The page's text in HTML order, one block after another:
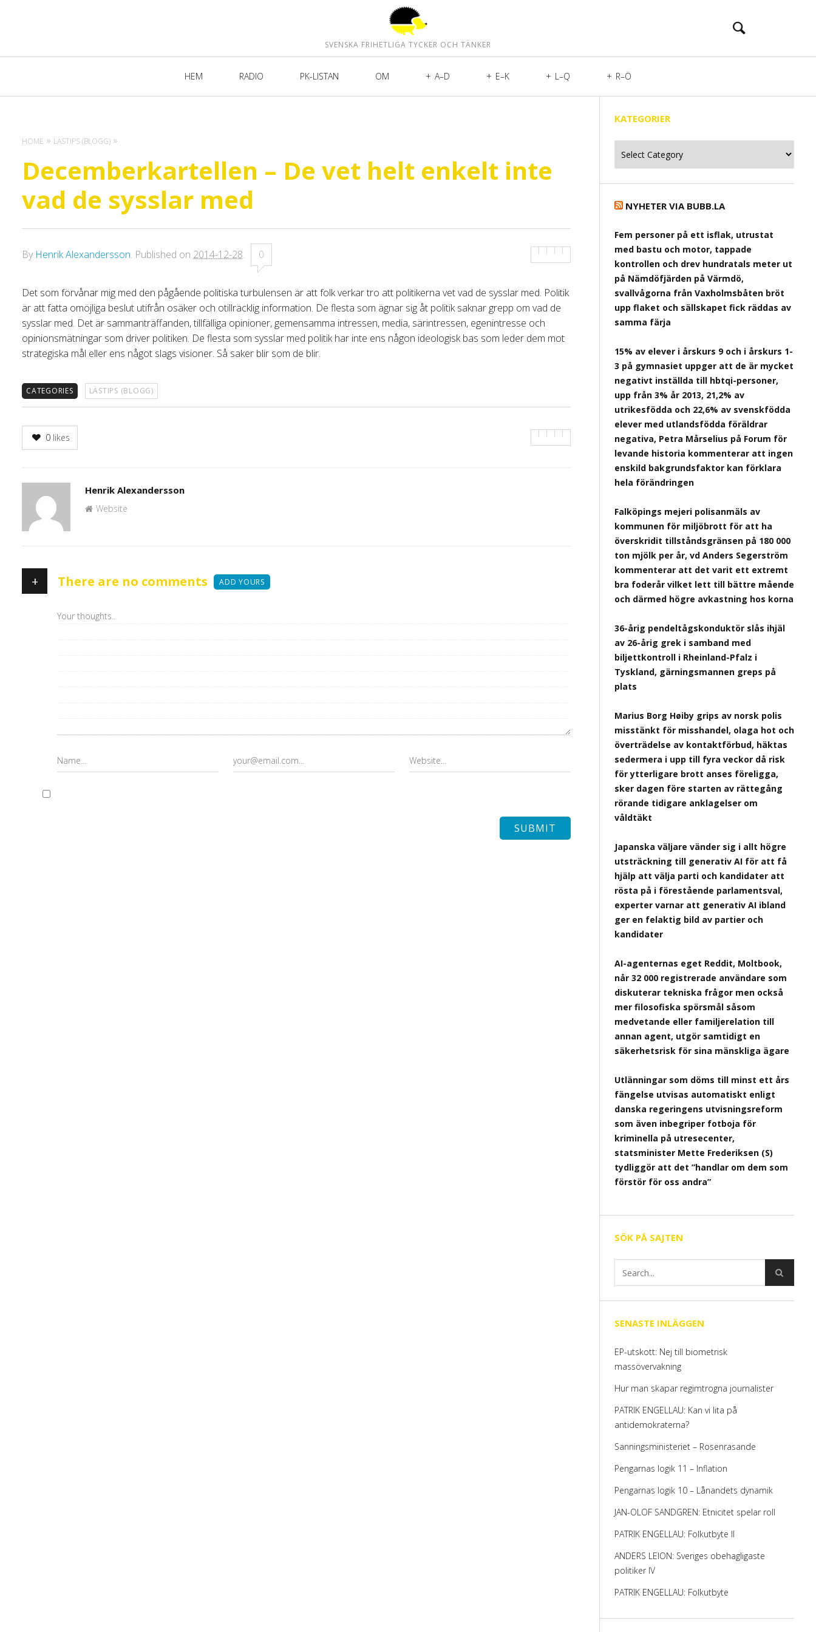
SVENSKA FRIHETLIGA TYCKER OCH TÄNKER
HEM RADIO PK-LISTAN OM A–D E–K L–Q R–Ö
HOME LÄSTIPS (BLOGG)
Decemberkartellen – De vet helt enkelt inte
vad de sysslar med
By Henrik Alexandersson. Published on 2014-12-28. 0
Det som förvånar mig med den pågående politiska turbulensen är att folk verkar tro att politikerna vet vad de sysslar med. Politik
är att fatta omöjliga beslut utifrån osäker och otillräcklig information. De flesta som ägnar sig åt politik saknar grepp om vad de
sysslar med. Det är sammanträffanden, tillfälliga opinioner, gemensamma intressen, media, särintressen, egenintresse och
opinionsmätningar som driver politiken. De flesta som sysslar med politik har inte ens någon ideologisk bas som leder dem mot
strategiska mål eller ens något slags visioner. Så saker blir som de blir.
CATEGORIES LÄSTIPS (BLOGG)
0 likes
Author
Henrik Alexandersson
Website
+ There are no comments ADD YOURS
KATEGORIER
NYHETER VIA BUBB.LA
Fem personer på ett isflak, utrustat
med bastu och motor, tappade
kontrollen och drev hundratals meter ut
på Nämdöfjärden på Värmdö,
svallvågorna från Vaxholmsbåten bröt
upp flaket och sällskapet fick räddas av
samma färja
15% av elever i årskurs 9 och i årskurs 1-
3 på gymnasiet uppger att de är mycket
negativt inställda till hbtqi-personer,
upp från 3% år 2013, 21,2% av
utrikesfödda och 22,6% av svenskfödda
elever med utlandsfödda föräldrar
negativa, Petra Mårselius på Forum för
levande historia kommenterar att ingen
enskild bakgrundsfaktor kan förklara
hela förändringen
Falköpings mejeri polisanmäls av
kommunen för miljöbrott för att ha
överskridit tillståndsgränsen på 180 000
ton mjölk per år, vd Anders Segerström
kommenterar att det varit ett extremt
bra foderår vilket lett till bättre mående
och därmed högre avkastning hos korna
36-årig pendeltågskonduktör slås ihjäl
av 26-årig grek i samband med
biljettkontroll i Rheinland-Pfalz i
Tyskland, gärningsmannen greps på
plats
Marius Borg Høiby grips av norsk polis
misstänkt för misshandel, olaga hot och
överträdelse av kontaktförbud, häktas
sedermera i upp till fyra veckor då risk
för ytterligare brott anses föreligga,
sker dagen före starten av rättegång
rörande tidigare anklagelser om
våldtäkt
Japanska väljare vänder sig i allt högre
utsträckning till generativ AI för att få
hjälp att välja parti och kandidater att
rösta på i förestående parlamentsval,
experter varnar att generativ AI ibland
ger en felaktig bild av partier och
kandidater
AI-agenternas eget Reddit, Moltbook,
når 32 000 registrerade användare som
diskuterar tekniska frågor men också
mer filosofiska spörsmål såsom
medvetande eller familjerelation till
annan agent, utgör samtidigt en
säkerhetsrisk för sina mänskliga ägare
Utlänningar som döms till minst ett års
fängelse utvisas automatiskt enligt
danska regeringens utvisningsreform
som även inbegriper fotboja för
kriminella på utresecenter,
statsminister Mette Frederiksen (S)
tydliggör att det ”handlar om dem som
förstör för oss andra”
SÖK PÅ SAJTEN
SENASTE INLÄGGEN
EP-utskott: Nej till biometrisk
massövervakning
Hur man skapar regimtrogna journalister
PATRIK ENGELLAU: Kan vi lita på
antidemokraterna?
Sanningsministeriet – Rosenrasande
Pengarnas logik 11 – Inflation
Pengarnas logik 10 – Lånandets dynamik
JAN-OLOF SANDGREN: Etnicitet spelar roll
PATRIK ENGELLAU: Folkutbyte II
ANDERS LEION: Sveriges obehagligaste
politiker IV
PATRIK ENGELLAU: Folkutbyte